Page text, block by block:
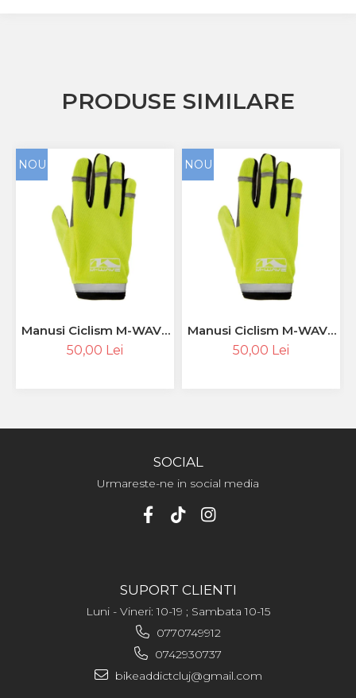
PRODUSE SIMILARE
NOU
Manusi Ciclism M-WAVE
SECURE - L
50,00 Lei
NOU
Manusi Ciclism M-WAVE
SECURE - XL
50,00 Lei
SOCIAL
Urmareste-ne in social media
SUPORT CLIENTI
Luni - Vineri: 10-19 ; Sambata 10-15
0770749912
0742930737
bikeaddictcluj@gmail.com